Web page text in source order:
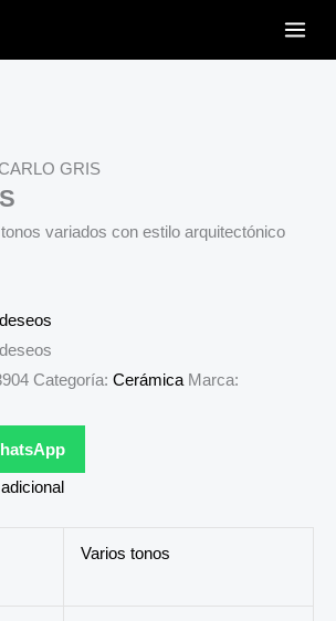
GRIS
variados con estilo arquitectónico
Categoría: Cerámica Marca:
Varios tonos